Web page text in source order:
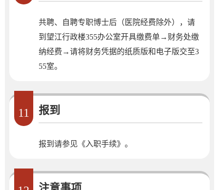
​共聘、自聘专职博士后（医院经费除外），请
到望江行政楼355办公室开具缴费单→财务处缴
纳经费→请将财务凭据的纸质版和电子版交至3
55室。
11 报到
报到请参见《入职手续》。